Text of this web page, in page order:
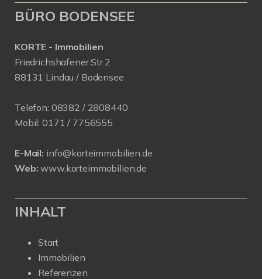
BÜRO BODENSEE
KORTE - Immobilien
Friedrichshafener Str.2
88131 Lindau / Bodensee
Telefon: 08382 / 2808440
Mobil: 0171 / 7756555
E-Mail: info@korteimmobilien.de
Web: www.korteimmobilien.de
INHALT
Start
Immobilien
Referenzen